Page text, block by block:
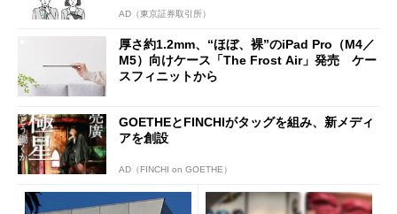
AD（東京証券取引所）
厚さ約1.2mm、“ほぼ、裸”のiPad Pro（M4／
M5）向けケース「The Frost Air」発売 ケー
スフィニットから
GOETHEとFINCHIがタッグを組み、新メディ
アを創設
AD（FINCHI on GOETHE）